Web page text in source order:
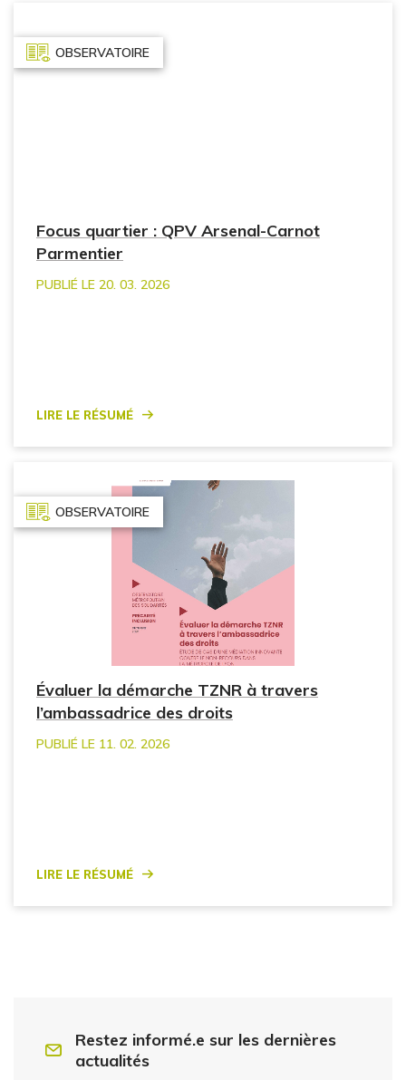
OBSERVATOIRE
Focus quartier : QPV Arsenal-Carnot
Parmentier
PUBLIÉ LE 20. 03. 2026
Lire le résumé
OBSERVATOIRE
Évaluer la démarche TZNR à travers
l’ambassadrice des droits
PUBLIÉ LE 11. 02. 2026
Lire le résumé
Restez informé.e sur les dernières
actualités